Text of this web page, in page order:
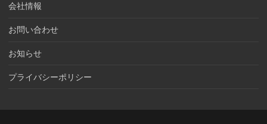
会社情報
お問い合わせ
お知らせ
プライバシーポリシー